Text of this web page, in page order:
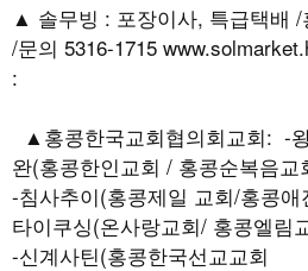
▲ 솔무빙 : 포장이사, 특급택배 /
/문의 5316-1715
:
▲홍콩한국교회협의회교회: -
완(홍콩한인교회 / 홍콩순복음교
-침사추이(홍콩제일 교회/홍콩
타이쿠싱(온사랑교회/ 홍콩엘림
-신계사틴(홍콩한국선교교회